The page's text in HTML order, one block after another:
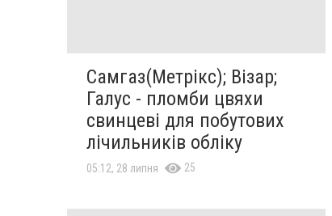
Самгаз(Метрікс); Візар;
Галус - пломби цвяхи
свинцеві для побутових
лічильників обліку
05:12, 28 липня 25